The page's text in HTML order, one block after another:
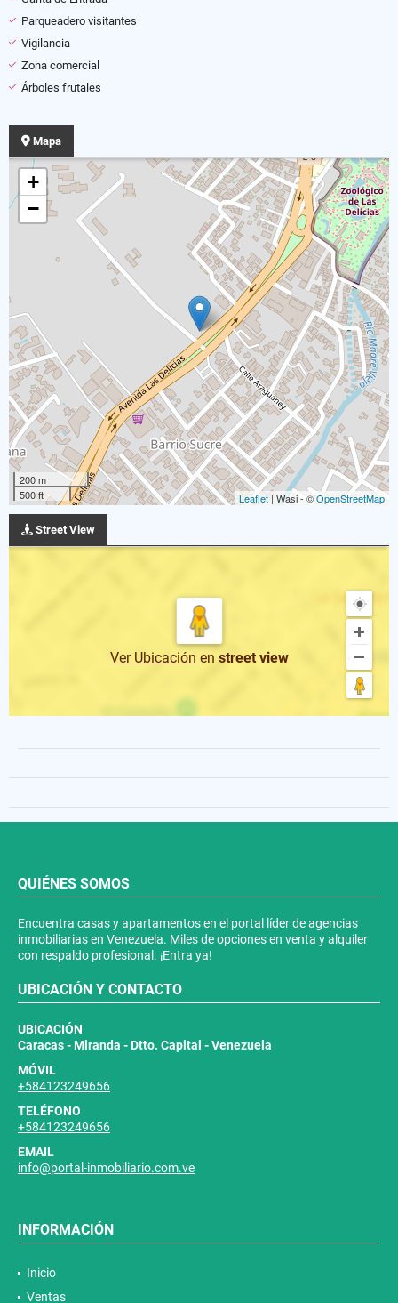
Parqueadero visitantes
Vigilancia
Zona comercial
Árboles frutales
Mapa
+
−
200 m
500 ft
Leaflet | Wasi - ©OpenStreetMap
Street View
Ver Ubicación en street view
QUIÉNES SOMOS
Encuentra casas y apartamentos en el portal líder de agencias
inmobiliarias en Venezuela. Miles de opciones en venta y alquiler
con respaldo profesional. ¡Entra ya!
UBICACIÓN Y CONTACTO
UBICACIÓN
Caracas - Miranda - Dtto. Capital - Venezuela
MÓVIL
+584123249656
TELÉFONO
+584123249656
EMAIL
info@portal-inmobiliario.com.ve
INFORMACIÓN
Inicio
Ventas